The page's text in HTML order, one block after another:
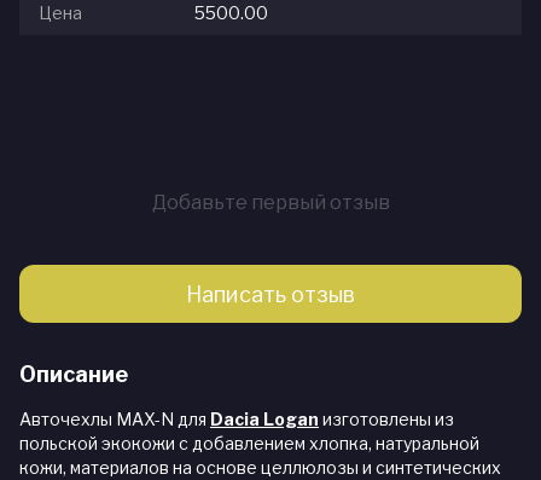
Цена 5500.00
Добавьте первый отзыв
Написать отзыв
Описание
Авточехлы MAX-N для Dacia Logan изготовлены из
польской экокожи с добавлением хлопка, натуральной
кожи, материалов на основе целлюлозы и синтетических